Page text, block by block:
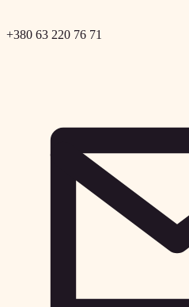
+380 63 220 76 71